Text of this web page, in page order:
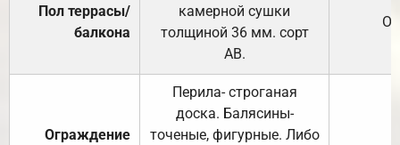
Пол террасы/
балкона
камерной сушки
толщиной 36 мм. сорт
АВ.
Ограждение
Перила- строганая
доска. Балясины-
точеные, фигурные. Либо